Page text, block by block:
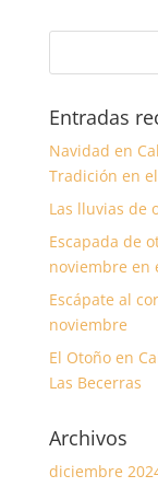
Entradas
Navidad en
Tradición en
Las lluvias de
Escapada de
noviembre en
Escápate al
noviembre
El Otoño en
Las Becerras
Archivos
diciembre